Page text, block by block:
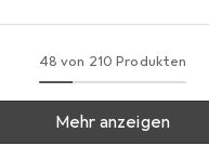
48 von 210 Produkten
Mehr anzeigen